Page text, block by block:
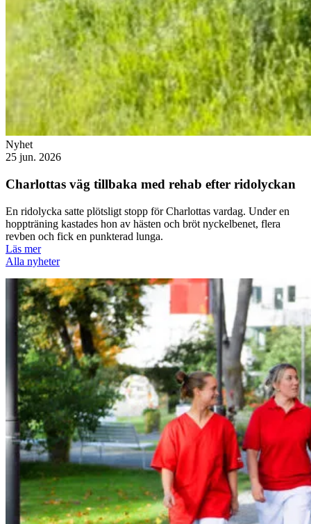
Nyhet
25 jun. 2026
Charlottas väg tillbaka med rehab efter ridolyckan
En ridolycka satte plötsligt stopp för Charlottas vardag. Under en
hoppträning kastades hon av hästen och bröt nyckelbenet, flera
revben och fick en punkterad lunga.
Läs mer
Alla nyheter